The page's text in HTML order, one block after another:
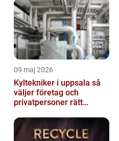
09 maj 2026
Kyltekniker i uppsala så
väljer företag och
privatpersoner rätt